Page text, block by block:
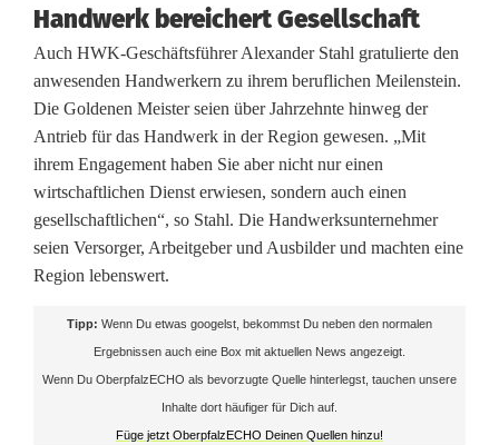
n
e
M
e
i
s
t
Handwerk bereichert Gesellschaft
Auch HWK-Geschäftsführer Alexander Stahl gratulierte den
anwesenden Handwerkern zu ihrem beruflichen Meilenstein.
Die Goldenen Meister seien über Jahrzehnte hinweg der
Antrieb für das Handwerk in der Region gewesen. „Mit
ihrem Engagement haben Sie aber nicht nur einen
wirtschaftlichen Dienst erwiesen, sondern auch einen
gesellschaftlichen“, so Stahl. Die Handwerksunternehmer
seien Versorger, Arbeitgeber und Ausbilder und machten eine
Region lebenswert.
Tipp: Wenn Du etwas googelst, bekommst Du neben den normalen
Ergebnissen auch eine Box mit aktuellen News angezeigt.
Wenn Du OberpfalzECHO als bevorzugte Quelle hinterlegst, tauchen unsere
Inhalte dort häufiger für Dich auf.
Füge jetzt OberpfalzECHO Deinen Quellen hinzu!